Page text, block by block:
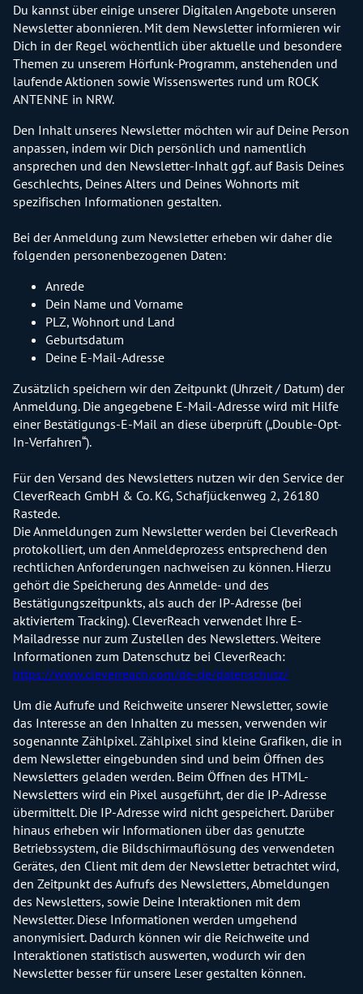
Du kannst über einige unserer Digitalen Angebote unseren
Newsletter abonnieren. Mit dem Newsletter informieren wir
Dich in der Regel wöchentlich über aktuelle und besondere
Themen zu unserem Hörfunk-Programm, anstehenden und
laufende Aktionen sowie Wissenswertes rund um ROCK
ANTENNE in NRW.
Den Inhalt unseres Newsletter möchten wir auf Deine Person
anpassen, indem wir Dich persönlich und namentlich
ansprechen und den Newsletter-Inhalt ggf. auf Basis Deines
Geschlechts, Deines Alters und Deines Wohnorts mit
spezifischen Informationen gestalten.
Bei der Anmeldung zum Newsletter erheben wir daher die
folgenden personenbezogenen Daten:
Anrede
Dein Name und Vorname
PLZ, Wohnort und Land
Geburtsdatum
Deine E-Mail-Adresse
Zusätzlich speichern wir den Zeitpunkt (Uhrzeit / Datum) der
Anmeldung. Die angegebene E-Mail-Adresse wird mit Hilfe
einer Bestätigungs-E-Mail an diese überprüft („Double-Opt-
In-Verfahren“).
Für den Versand des Newsletters nutzen wir den Service der
CleverReach GmbH & Co. KG, Schafjückenweg 2, 26180
Rastede.
Die Anmeldungen zum Newsletter werden bei CleverReach
protokolliert, um den Anmeldeprozess entsprechend den
rechtlichen Anforderungen nachweisen zu können. Hierzu
gehört die Speicherung des Anmelde- und des
Bestätigungszeitpunkts, als auch der IP-Adresse (bei
aktiviertem Tracking). CleverReach verwendet Ihre E-
Mailadresse nur zum Zustellen des Newsletters. Weitere
Informationen zum Datenschutz bei CleverReach:
https://www.cleverreach.com/de-de/datenschutz/
Um die Aufrufe und Reichweite unserer Newsletter, sowie
das Interesse an den Inhalten zu messen, verwenden wir
sogenannte Zählpixel. Zählpixel sind kleine Grafiken, die in
dem Newsletter eingebunden sind und beim Öffnen des
Newsletters geladen werden. Beim Öffnen des HTML-
Newsletters wird ein Pixel ausgeführt, der die IP-Adresse
übermittelt. Die IP-Adresse wird nicht gespeichert. Darüber
hinaus erheben wir Informationen über das genutzte
Betriebssystem, die Bildschirmauflösung des verwendeten
Gerätes, den Client mit dem der Newsletter betrachtet wird,
den Zeitpunkt des Aufrufs des Newsletters, Abmeldungen
des Newsletters, sowie Deine Interaktionen mit dem
Newsletter. Diese Informationen werden umgehend
anonymisiert. Dadurch können wir die Reichweite und
Interaktionen statistisch auswerten, wodurch wir den
Newsletter besser für unsere Leser gestalten können.